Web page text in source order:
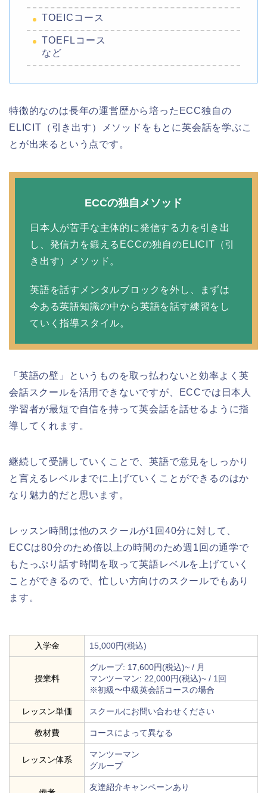
TOEICコース
TOEFLコース
など
特徴的なのは長年の運営歴から培ったECC独自の
ELICIT（引き出す）メソッドをもとに英会話を学ぶこ
とが出来るという点です。
ECCの独自メソッド
日本人が苦手な主体的に発信する力を引き出
し、発信力を鍛えるECCの独自のELICIT（引
き出す）メソッド。
英語を話すメンタルブロックを外し、まずは
今ある英語知識の中から英語を話す練習をし
ていく指導スタイル。
「英語の壁」というものを取っ払わないと効率よく英
会話スクールを活用できないですが、ECCでは日本人
学習者が最短で自信を持って英会話を話せるように指
導してくれます。
継続して受講していくことで、英語で意見をしっかり
と言えるレベルまでに上げていくことができるのはか
なり魅力的だと思います。
レッスン時間は他のスクールが1回40分に対して、
ECCは80分のため倍以上の時間のため週1回の通学で
もたっぷり話す時間を取って英語レベルを上げていく
ことができるので、忙しい方向けのスクールでもあり
ます。
入学金 15,000円(税込)
授業料
グループ: 17,600円(税込)~ / 月
マンツーマン: 22,000円(税込)~ / 1回
※初級〜中級英会話コースの場合
レッスン単価 スクールにお問い合わせください
教材費 コースによって異なる
レッスン体系
マンツーマン
グループ
友達紹介キャンペーンあり